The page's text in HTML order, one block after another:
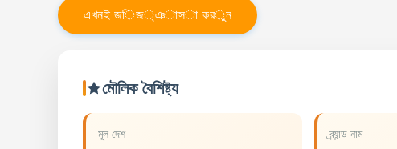
এখনই জিজ্ঞাসা করুন
মৌলিক বৈশিষ্ট্য
মূল দেশ ব্র্যান্ড নাম